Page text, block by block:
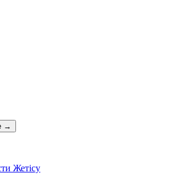
→
Жетісу